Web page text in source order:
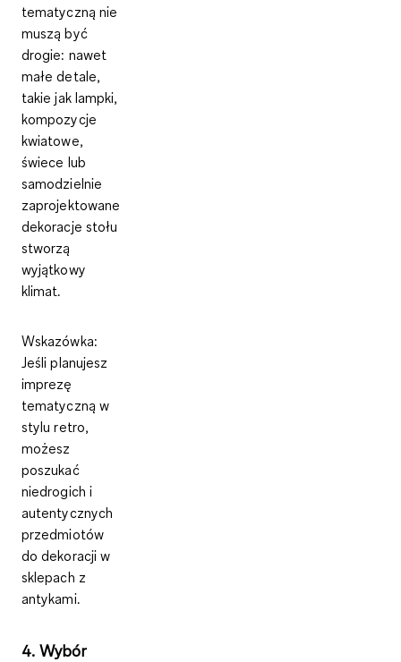
tematyczną nie
muszą być
drogie: nawet
małe detale,
takie jak lampki,
kompozycje
kwiatowe,
świece lub
samodzielnie
zaprojektowane
dekoracje stołu
stworzą
wyjątkowy
klimat.
Wskazówka:
Jeśli planujesz
imprezę
tematyczną w
stylu retro,
możesz
poszukać
niedrogich i
autentycznych
przedmiotów
do dekoracji w
sklepach z
antykami.
4. Wybór